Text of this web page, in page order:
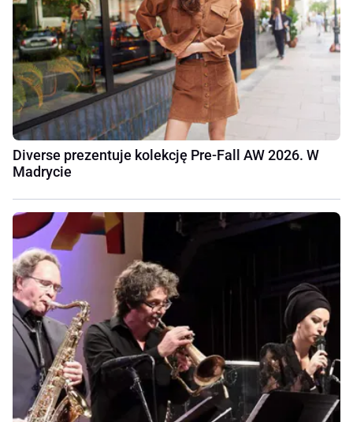
Diverse prezentuje kolekcję Pre-Fall AW 2026. W
Madrycie